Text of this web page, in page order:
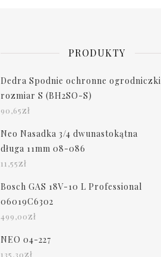
PRODUKTY
Dedra Spodnie ochronne ogrodniczki
rozmiar S (BH2SO-S)
90,65zł
Neo Nasadka 3/4 dwunastokątna
długa 11mm 08-086
11,55zł
Bosch GAS 18V-10 L Professional
06019C6302
499,00zł
NEO 04-227
135,30zł